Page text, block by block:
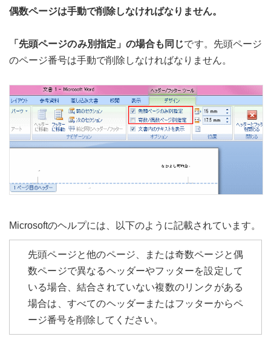
偶数ページは手動で削除しなければなりません。
「先頭ページのみ別指定」の場合も同じです。先頭ページ
のページ番号は手動で削除しなければなりません。
Microsoftのヘルプには、以下のように記載されています。
先頭ページと他のページ、または奇数ページと偶
数ページで異なるヘッダーやフッターを設定して
いる場合、結合されていない複数のリンクがある
場合は、すべてのヘッダーまたはフッターからペ
ージ番号を削除してください。